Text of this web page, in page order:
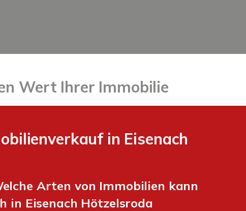
Wert Ihrer Immobilie
in Eisenach
Arten von Immobilien kann
in Eisenach Hötzelsroda